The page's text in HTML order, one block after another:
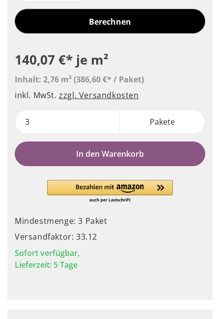
Berechnen
140,07 €* je m²
Inhalt: 2,76 m²(386,60 €* / Paket)
inkl. MwSt.zzgl. Versandkosten
Pakete
In den Warenkorb
Mindestmenge: 3 Paket
Versandfaktor: 33.12
Sofort verfügbar,
Lieferzeit: 5 Tage